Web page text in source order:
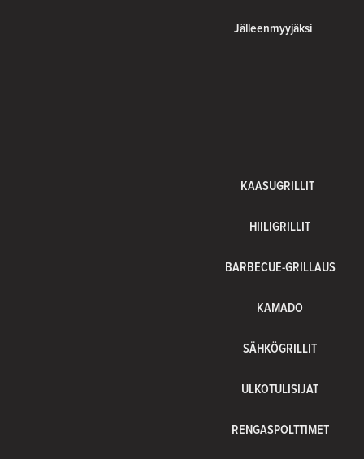
Jälleenmyyjäksi
KAASUGRILLIT
HIILIGRILLIT
BARBECUE-GRILLAUS
KAMADO
SÄHKÖGRILLIT
ULKOTULISIJAT
RENGASPOLTTIMET